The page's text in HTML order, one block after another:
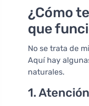
¿Cómo
que
No se trata de
Aquí hay
naturales.
1.